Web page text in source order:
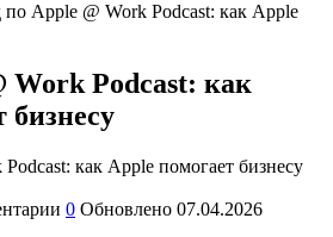
по Apple @ Work Podcast: как Apple
Work Podcast: как
бизнесу
0 Обновлено 07.04.2026